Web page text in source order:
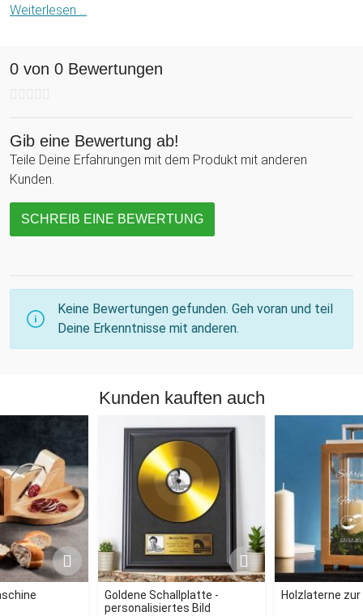
Kompatibel mit Smartphones, Tablets und allen Bluetooth-
die Bühne und lass die Party beginnen!
Weiterlesen ...
0 von 0 Bewertungen
Gib eine Bewertung ab!
Teile Deine Erfahrungen mit dem Produkt mit anderen
Kunden.
SCHREIB EINE BEWERTUNG
Keine Bewertungen gefunden. Geh voran und teil
Deine Erkenntnisse mit anderen.
Kunden kauften auch
Goldene Schallplatte -
personalisiertes Bild
Holzlaterne